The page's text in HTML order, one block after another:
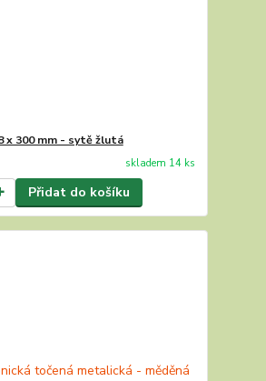
x 300 mm - sytě žlutá
skladem 14 ks
Přidat do košíku